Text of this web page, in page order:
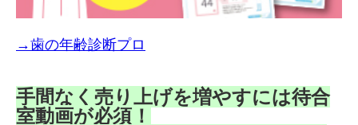
→歯の年齢診断プロ
手間なく売り上げを増やすには待合
室動画が必須！